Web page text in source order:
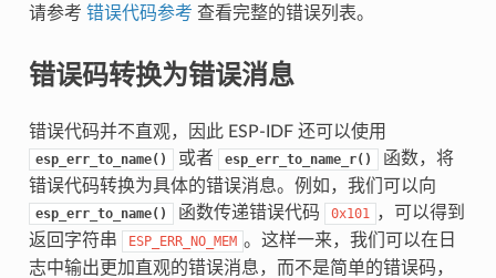
请参考 错误代码参考 查看完整的错误列表。
错误码转换为错误消息
错误代码并不直观，因此 ESP-IDF 还可以使用
esp_err_to_name() 或者 esp_err_to_name_r()
函数，将
错误代码转换为具体的错误消息。例如，我们可以向
esp_err_to_name() 函数传递错误代码 0x101 ，可以得到
返回字符串
ESP_ERR_NO_MEM 。这样一来，我们可以在日
志中输出更加直观的错误消息，而不是简单的错误码，